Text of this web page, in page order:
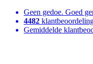
Geen gedoe. Goed
4482
Gemiddelde